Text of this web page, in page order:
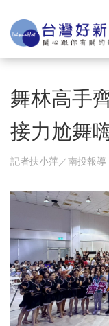
舞林高手
接力尬舞
記者扶小萍／南投報導